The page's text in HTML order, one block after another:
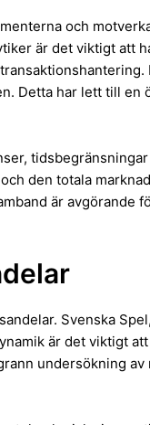
och
är det viktigt att
Detta har lett till en
den totala
är avgörande
Svenska
är det viktigt
undersökning av